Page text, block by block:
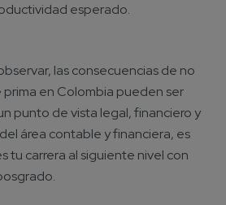
esperado.
las consecuencias de no
en Colombia pueden ser
punto de vista legal, financiero y
área contable y financiera, es
tu carrera al siguiente nivel con